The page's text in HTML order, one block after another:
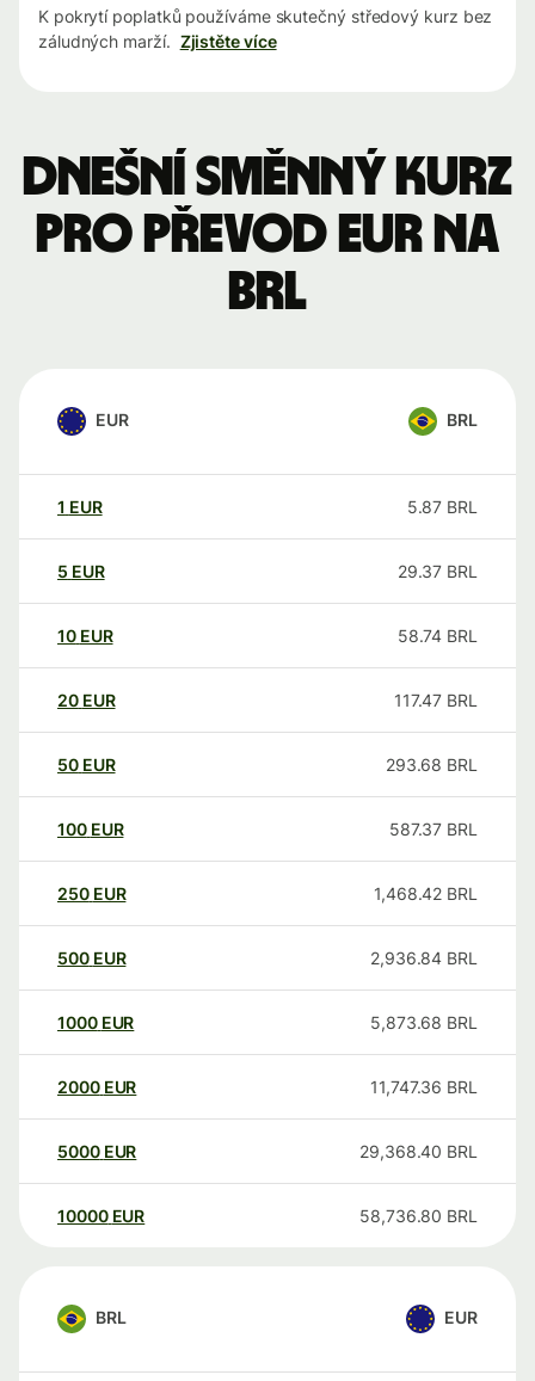
K pokrytí poplatků používáme skutečný středový kurz bez
záludných marží. Zjistěte více
Dnešní směnný kurz
pro převod EUR na
BRL
EUR BRL
1 EUR 5.87 BRL
5 EUR 29.37 BRL
10 EUR 58.74 BRL
20 EUR 117.47 BRL
50 EUR 293.68 BRL
100 EUR 587.37 BRL
250 EUR 1,468.42 BRL
500 EUR 2,936.84 BRL
1000 EUR 5,873.68 BRL
2000 EUR 11,747.36 BRL
5000 EUR 29,368.40 BRL
10000 EUR 58,736.80 BRL
BRL EUR